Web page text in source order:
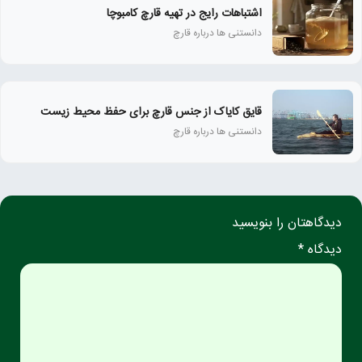
اشتباهات رایج در تهیه قارچ کامبوچا
دانستنی ها درباره قارچ
قایق کایاک از جنس قارچ برای حفظ محیط زیست
دانستنی ها درباره قارچ
دیدگاهتان را بنویسید
دیدگاه *